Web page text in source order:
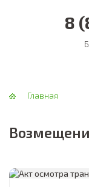
8
Главная